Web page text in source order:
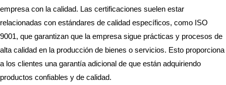
empresa con la calidad. Las certificaciones suelen estar
relacionadas con estándares de calidad específicos, como ISO
9001, que garantizan que la empresa sigue prácticas y procesos de
alta calidad en la producción de bienes o servicios. Esto proporciona
a los clientes una garantía adicional de que están adquiriendo
productos confiables y de calidad.